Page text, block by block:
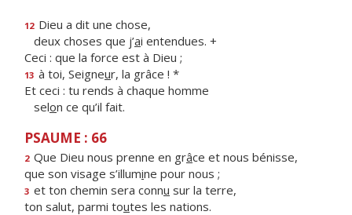
12 Dieu a dit une chose,
deux choses que j’ai entendues. +
Ceci : que la force est à Dieu ;
13 à toi, Seigneur, la grâce ! *
Et ceci : tu rends à chaque homme
selon ce qu’il fait.
PSAUME : 66
2 Que Dieu nous prenne en grâce et nous bénisse,
que son visage s’illumine pour nous ;
3 et ton chemin sera connu sur la terre,
ton salut, parmi toutes les nations.